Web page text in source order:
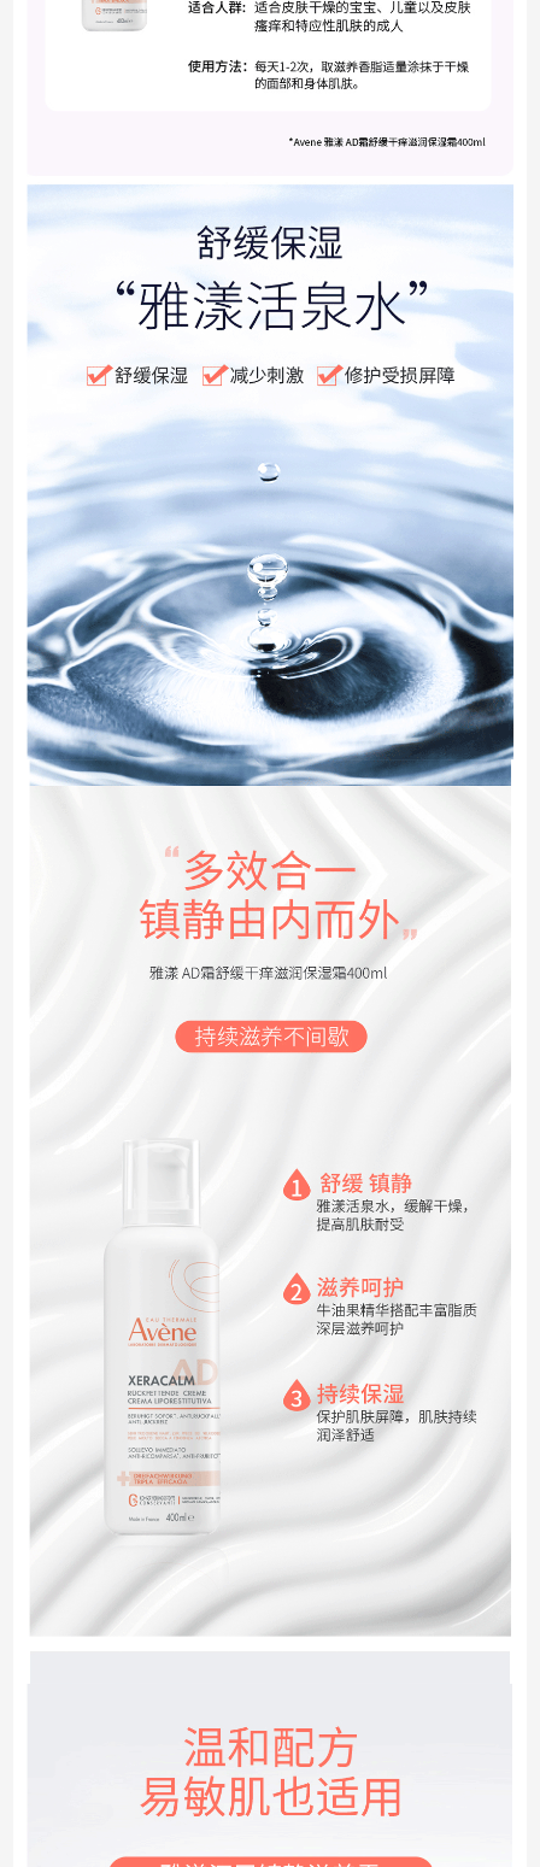
已加入购物车
继续逛 去购物车结算
€25.50 €33.90
券后预估价
Avene 雅漾 AD霜舒缓干痒滋润保湿霜400ml 润
肤霜 舒缓肌肤湿疹 雅漾AD霜
长按识别图中二维码
查看商品详情
设置成功
确认
确认
已加入购物车
继续逛 去购物车结算
商品库存不足，剩余库存86
取消返回 继续添加